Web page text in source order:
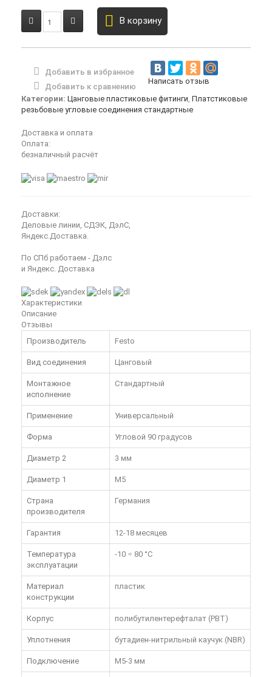
В корзину
Добавить в избранное
Добавить к сравнению
Написать отзыв
Категории: Цанговые пластиковые фитинги, Платстиковые
резьбовые угловые соединения стандартные
Доставка и оплата
Оплата:
безналичный расчёт
Доставки:
Деловые линии, СДЭК, ДэлС,
Яндекс.Доставка.
По СПб работаем - Дэлс
и Яндекс. Доставка
Характеристики
Описание
Отзывы
Производитель
Festo
Вид соединения Цанговый
Монтажное
исполнение
Стандартный
Применение Универсальный
Форма Угловой 90 градусов
Диаметр 2 3 мм
Диаметр 1 M5
Страна
производителя
Германия
Гарантия 12-18 месяцев
Температура
эксплуатации
-10 ÷ 80 °C
Материал
конструкции
пластик
Корпус полибутилентерефталат (PBT)
Уплотнения бутадиен-нитрильный каучук (NBR)
Подключение M5-3 мм